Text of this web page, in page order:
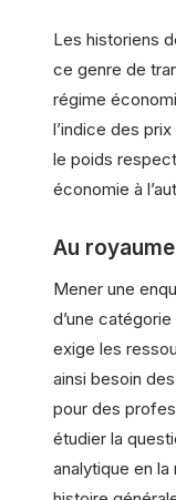
Les historiens
ce genre de
régime
l’indice des
le poids
économie à
Au
Mener une
d’une
exige les
ainsi besoin
pour des
étudier la
analytique en la